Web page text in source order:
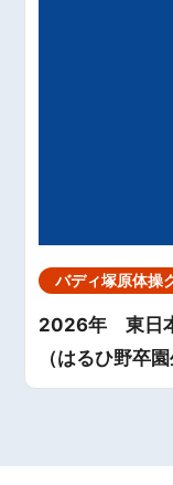
バディ塚原体操
2026年 東日
（はるひ野卒